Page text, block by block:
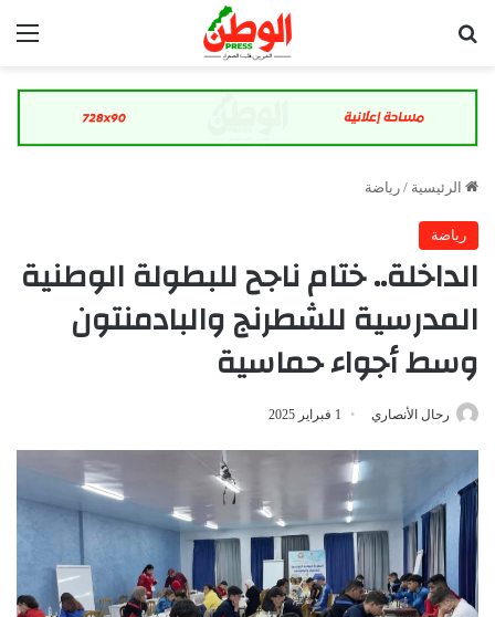
الرئيسية / رياضة
رياضة
الداخلة.. ختام ناجح للبطولة الوطنية
المدرسية للشطرنج والبادمنتون
وسط أجواء حماسية
رحال الأنصاري 1 فبراير 2025